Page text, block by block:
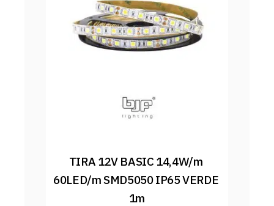
TIRA 12V BASIC 14,4W/m
60LED/m SMD5050 IP65 VERDE
1m